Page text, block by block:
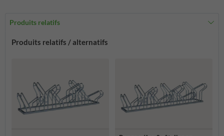
Produits relatifs
Produits relatifs / alternatifs